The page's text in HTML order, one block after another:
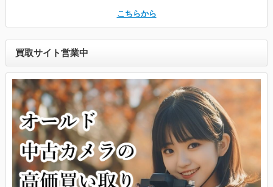
こちらから
買取サイト営業中